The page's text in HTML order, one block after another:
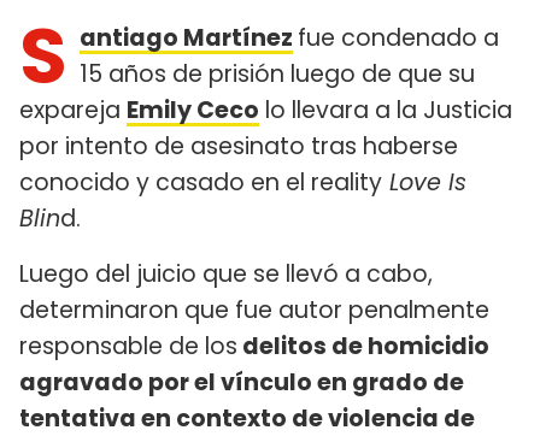
S antiago Martínez fue condenado a
15 años de prisión luego de que su
expareja Emily Ceco lo llevara a la Justicia
por intento de asesinato tras haberse
conocido y casado en el reality Love Is
Blind.
Luego del juicio que se llevó a cabo,
determinaron que fue autor penalmente
responsable de los delitos de homicidio
agravado por el vínculo en grado de
tentativa en contexto de violencia de